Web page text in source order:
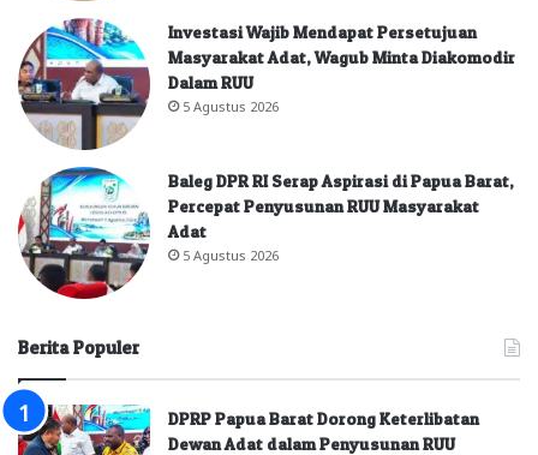
Investasi Wajib Mendapat Persetujuan
Masyarakat Adat, Wagub Minta Diakomodir
Dalam RUU
5 Agustus 2026
Baleg DPR RI Serap Aspirasi di Papua Barat,
Percepat Penyusunan RUU Masyarakat
Adat
5 Agustus 2026
Berita Populer
DPRP Papua Barat Dorong Keterlibatan
Dewan Adat dalam Penyusunan RUU